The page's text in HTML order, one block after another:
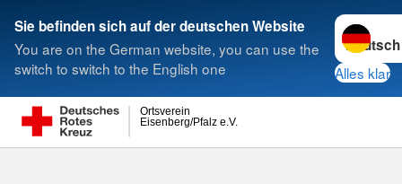
Sie befinden sich auf der deutschen Website
You are on the German website, you can use the
switch to switch to the English one
Sprache
Alles klar
Eisenberg/Pfalz e.V.
Ortsverein
Suche